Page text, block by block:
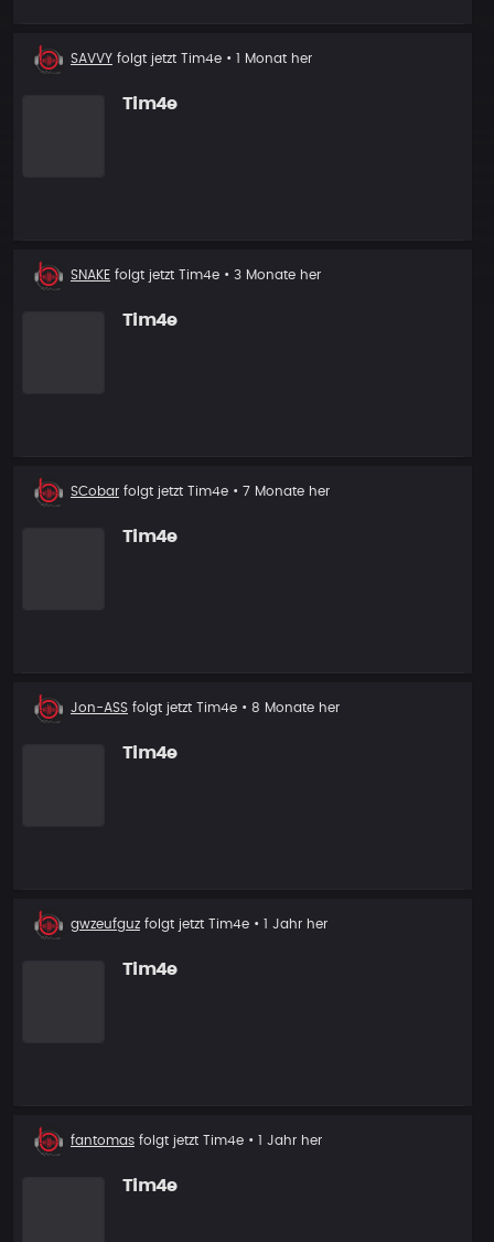
Neuer
SAVVY folgt jetzt Tim4e • 1 Monat her
Tim4e
Neuer
SNAKE folgt jetzt Tim4e • 3 Monate her
Tim4e
Neuer
SCobar folgt jetzt Tim4e • 7 Monate her
Tim4e
Neuer
Jon-ASS folgt jetzt Tim4e • 8 Monate her
Tim4e
Follower
gwzeufguz folgt jetzt Tim4e • 1 Jahr her
Tim4e
Neuer
fantomas folgt jetzt Tim4e • 1 Jahr her
Tim4e